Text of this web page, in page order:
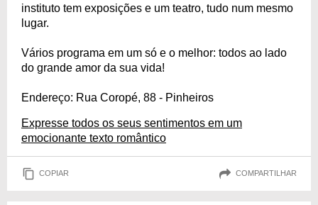
instituto tem exposições e um teatro, tudo num mesmo
lugar.
Vários programa em um só e o melhor: todos ao lado
do grande amor da sua vida!
Endereço: Rua Coropé, 88 - Pinheiros
Expresse todos os seus sentimentos em um
emocionante texto romântico
COPIAR COMPARTILHAR